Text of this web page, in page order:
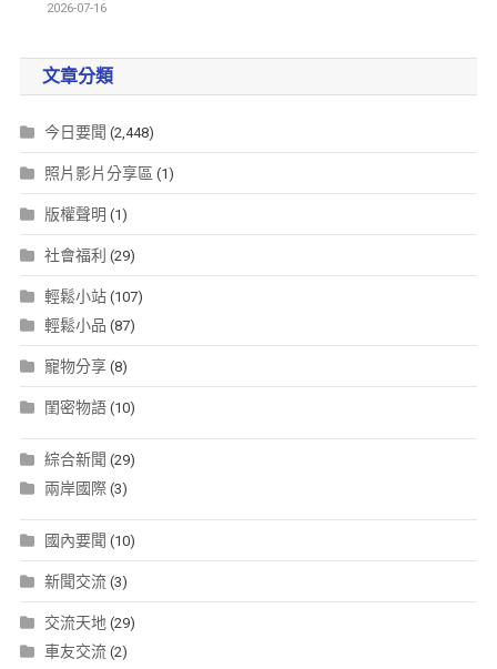
2026-07-16
文章分類
今日要聞 (2,448)
照片影片分享區 (1)
版權聲明 (1)
社會福利 (29)
輕鬆小站(107)
輕鬆小品 (87)
寵物分享(8)
閨密物語(10)
綜合新聞 (29)
兩岸國際(3)
國內要聞 (10)
新聞交流(3)
交流天地(29)
車友交流(2)